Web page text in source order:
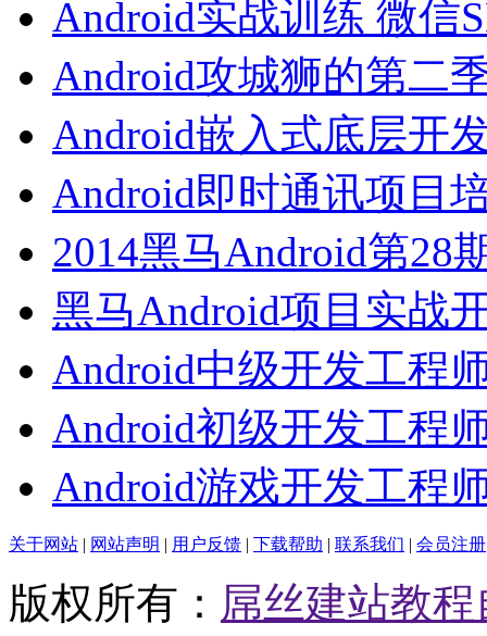
Android实战训练 微信
Android攻城狮的第二
Android嵌入式底层开
Android即时通讯项目
2014黑马Android第28
黑马Android项目实战
Android中级开发工程
Android初级开发工程
Android游戏开发工程
关于网站 | 网站声明 | 用户反馈 | 下载帮助 | 联系我们 | 会员注册
版权所有： 屌丝建站教